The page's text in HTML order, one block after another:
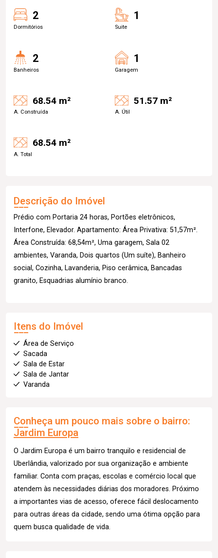
2
Dormitórios
1
Suite
2
Banheiros
1
Garagem
68.54 m²
A. Construída
51.57 m²
A. Útil
68.54 m²
A. Total
Descrição do Imóvel
Prédio com Portaria 24 horas, Portões eletrônicos,
Interfone, Elevador. Apartamento: Área Privativa: 51,57m².
Área Construída: 68,54m², Uma garagem, Sala 02
ambientes, Varanda, Dois quartos (Um suíte), Banheiro
social, Cozinha, Lavanderia, Piso cerâmica, Bancadas
granito, Esquadrias alumínio branco.
Itens do Imóvel
Área de Serviço
Sacada
Sala de Estar
Sala de Jantar
Varanda
Conheça um pouco mais sobre o bairro:
Jardim Europa
O Jardim Europa é um bairro tranquilo e residencial de
Uberlândia, valorizado por sua organização e ambiente
familiar. Conta com praças, escolas e comércio local que
atendem às necessidades diárias dos moradores. Próximo
a importantes vias de acesso, oferece fácil deslocamento
para outras áreas da cidade, sendo uma ótima opção para
quem busca qualidade de vida.